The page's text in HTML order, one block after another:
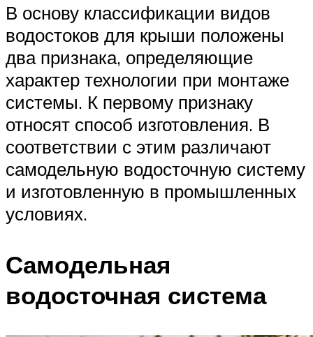
В основу классификации видов
водостоков для крыши положены
два признака, определяющие
характер технологии при монтаже
системы. К первому признаку
относят способ изготовления. В
соответствии с этим различают
самодельную водосточную систему
и изготовленную в промышленных
условиях.
Самодельная
водосточная система